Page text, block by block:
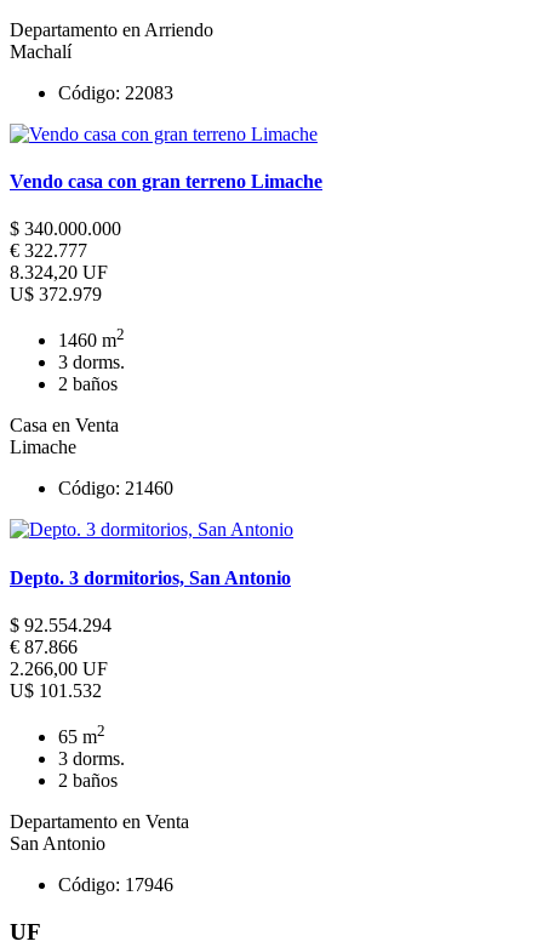
Departamento en Arriendo
Machalí
Código: 22083
Vendo casa con gran terreno Limache
$ 340.000.000
€ 322.777
8.324,20 UF
U$ 372.979
1460 m2
3 dorms.
2 baños
Casa en Venta
Limache
Código: 21460
Depto. 3 dormitorios, San Antonio
$ 92.554.294
€ 87.866
2.266,00 UF
U$ 101.532
65 m2
3 dorms.
2 baños
Departamento en Venta
San Antonio
Código: 17946
UF